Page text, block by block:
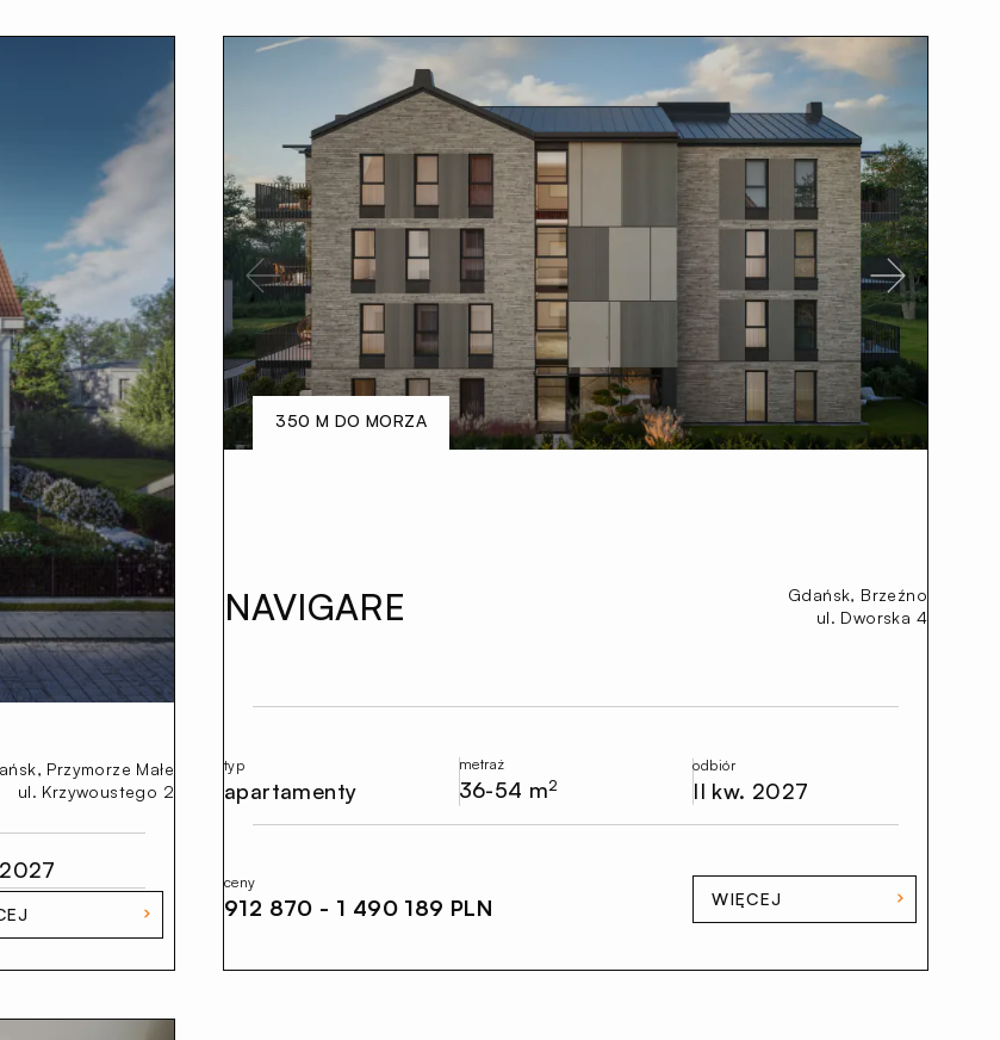
Przymorze Małe
ul. Krzywoustego 2
Previous Next
350 M DO MORZA
NAVIGARE
Gdańsk, Brzeźno
ul. Dworska 4
typ
apartamenty
metraż
36-54 m2
odbiór
II kw. 2027
ceny
912 870 - 1 490 189 PLN WIĘCEJ